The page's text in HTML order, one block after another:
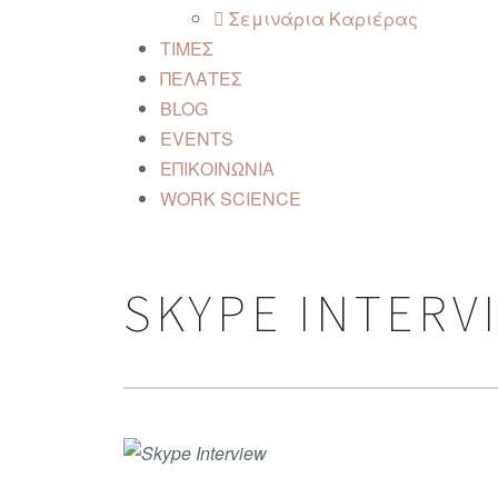
Σεμινάρια Καριέρας
ΤΙΜEΣ
ΠΕΛΑΤΕΣ
BLOG
EVENTS
ΕΠΙΚΟΙΝΩΝΙΑ
WORK SCIENCE
SKYPE